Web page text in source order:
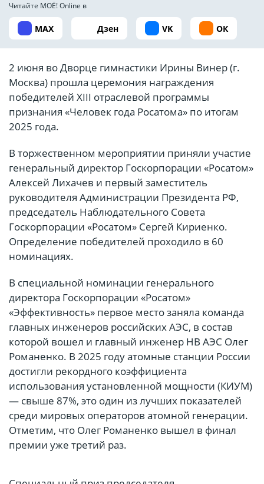
Читайте МОЁ! Online в
MAX Дзен VK ОК
2 июня во Дворце гимнастики Ирины Винер (г.
Москва) прошла церемония награждения
победителей XIII отраслевой программы
признания «Человек года Росатома» по итогам
2025 года.
В торжественном мероприятии приняли участие
генеральный директор Госкорпорации «Росатом»
Алексей Лихачев и первый заместитель
руководителя Администрации Президента РФ,
председатель Наблюдательного Совета
Госкорпорации «Росатом» Сергей Кириенко.
Определение победителей проходило в 60
номинациях.
В специальной номинации генерального
директора Госкорпорации «Росатом»
«Эффективность» первое место заняла команда
главных инженеров российских АЭС, в состав
которой вошел и главный инженер НВ АЭС Олег
Романенко. В 2025 году атомные станции России
достигли рекордного коэффициента
использования установленной мощности (КИУМ)
— свыше 87%, это один из лучших показателей
среди мировых операторов атомной генерации.
Отметим, что Олег Романенко вышел в финал
премии уже третий раз.